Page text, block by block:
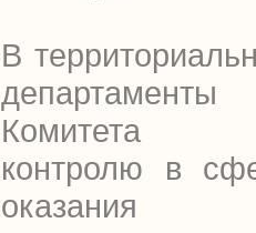
В
департаменты
Комитета
контролю в
оказания